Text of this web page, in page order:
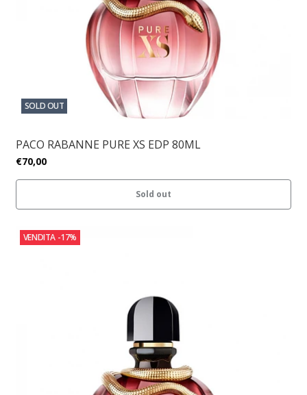
SOLD OUT
PACO RABANNE PURE XS EDP 80ML
€70,00
Sold out
VENDITA -17%